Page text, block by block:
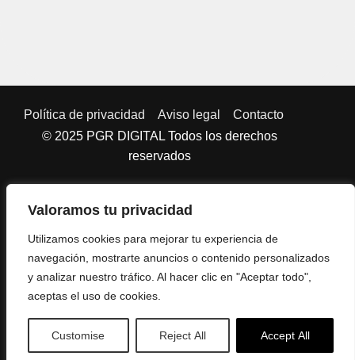
Valoramos tu privacidad
Utilizamos cookies para mejorar tu experiencia de
navegación, mostrarte anuncios o contenido personalizados
y analizar nuestro tráfico. Al hacer clic en "Aceptar todo",
aceptas el uso de cookies.
Customise Reject All Accept All
Política de privacidad Aviso legal
Contacto
© 2025 PGR DIGITAL Todos los derechos
reservados